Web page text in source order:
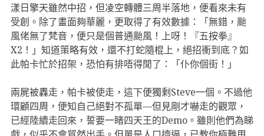
漾日擎天雖然中招，但凌空轉體三周半落地，便看來未有
受創。除了畫面夠華麗，更取得了有效數據：「無錯，颱
風佬無了梵音，便只是個普通颱風！上呀！『五按拳』
X2！」知道策略有效，還不打蛇隨棍上，絕招衝到底？如
此帕卡忙於招架，恐怕有排唔得閒了：「仆你個街！」
兩屍被轟走，帕卡被使走，這下便獨剩Steve一個。不過他
環顧四周，便知自己絕對不孤單—但見剛才嚇走的觀眾，
已經陸續走回來，誓要一睹四天王的Demo。雖則他們為睇